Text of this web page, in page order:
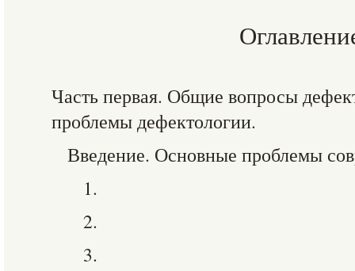
Часть первая. Общие вопросы
проблемы дефектологии.
Введение. Основные проблемы
1.
2.
3.